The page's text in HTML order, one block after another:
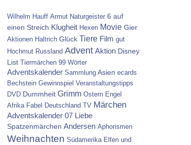
Wilhelm Hauff Armut Naturgeister 6 auf
einen Streich Klugheit Hexen Movie Gier
Aktionen Haltrich Glück Tiere Film gut
Hochmut Russland Advent Aktion Disney
List Tiermärchen 99 Wörter
Adventskalender Sammlung Asien ecards
Bechstein Gewinnspiel Veranstaltungstipps
DVD Dummheit Grimm Ostern Engel
Afrika Fabel Deutschland TV Märchen
Adventskalender 07 Liebe
Spatzenmärchen Andersen Aphorismen
Weihnachten Südamerika Elfen und